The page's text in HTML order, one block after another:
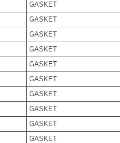
GASKET
GASKET
GASKET
GASKET
GASKET
GASKET
GASKET
GASKET
GASKET
GASKET